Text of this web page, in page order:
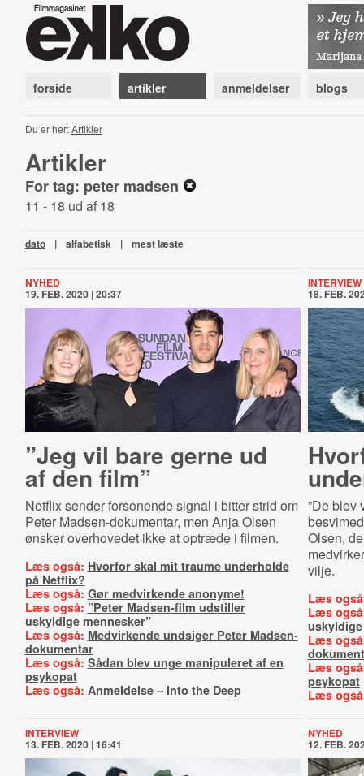
forside artikler anmeldelser blogs
Du er her:Artikler
Artikler
For tag: peter madsen
11 - 18 ud af 18
dato | alfabetisk | mest læste
NYHED
19. FEB. 2020 | 20:37
”Jeg vil bare gerne ud
af den film”
Netflix sender forsonende signal i bitter strid om
Peter Madsen-dokumentar, men Anja Olsen
ønsker overhovedet ikke at optræde i filmen.
Læs også: Hvorfor skal mit traume underholde
på Netflix?
Læs også: Gør medvirkende anonyme!
Læs også: ”Peter Madsen-film udstiller
uskyldige mennesker”
Læs også: Medvirkende undsiger Peter Madsen-
dokumentar
Læs også: Sådan blev unge manipuleret af en
psykopat
Læs også: Anmeldelse – Into the Deep
INTERVIEW
18. FEB.
”De blev
Olsen,
vilje.
Læs
Læs
Læs
Læs
psykopat
Læs
INTERVIEW
13. FEB. 2020 | 16:41
NYHED
12. FEB.